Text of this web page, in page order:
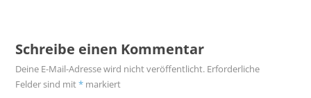
Schreibe einen Kommentar
Deine E-Mail-Adresse wird nicht veröffentlicht. Erforderliche
Felder sind mit*markiert